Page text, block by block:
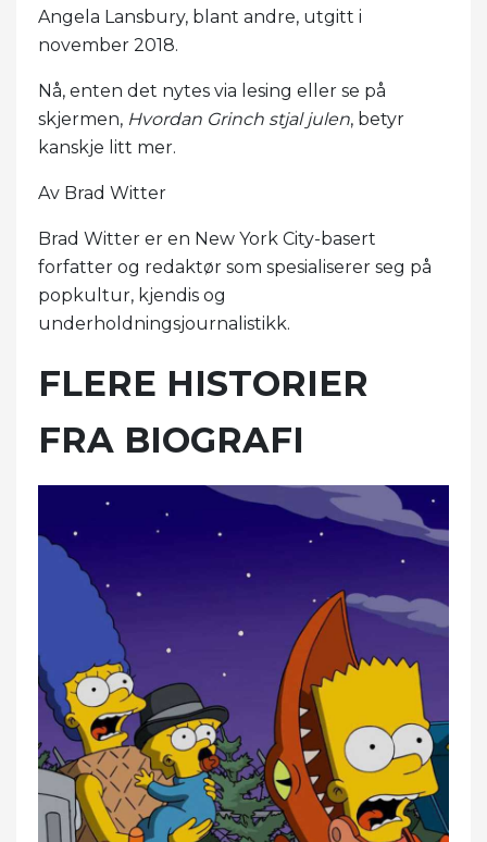
Angela Lansbury, blant andre, utgitt i
november 2018.
Nå, enten det nytes via lesing eller se på
skjermen, Hvordan Grinch stjal julen, betyr
kanskje litt mer.
Av Brad Witter
Brad Witter er en New York City-basert
forfatter og redaktør som spesialiserer seg på
popkultur, kjendis og
underholdningsjournalistikk.
FLERE HISTORIER
FRA BIOGRAFI